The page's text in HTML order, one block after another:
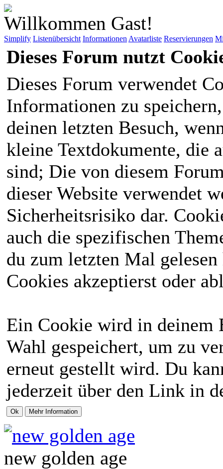
Willkommen Gast!
Simplify Listenübersicht Informationen Avatarliste Reservierungen
Dieses Forum nutzt
Dieses Forum verwendet
Informationen zu
deinen letzten Besuch,
kleine Textdokumente, die
sind; Die von diesem
dieser Website verwendet
Sicherheitsrisiko dar.
auch die spezifischen
du zum letzten Mal
Cookies akzeptierst oder
Ein Cookie wird in deinem
Wahl gespeichert, um zu
erneut gestellt wird. Du
jederzeit über den Link in
new golden age